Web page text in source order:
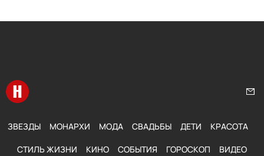
Перейти на главную
ЗВЕЗДЫ МОНАРХИ МОДА СВАДЬБЫ ДЕТИ КРАСОТА
СТИЛЬ ЖИЗНИ КИНО СОБЫТИЯ ГОРОСКОП ВИДЕО